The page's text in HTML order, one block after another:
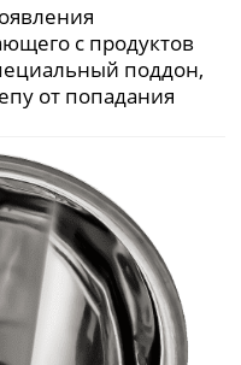
с продуктов
поддон,
от попадания